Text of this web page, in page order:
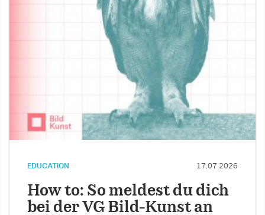
EDUCATION 17.07.2026
How to: So meldest du dich
bei der VG Bild-Kunst an